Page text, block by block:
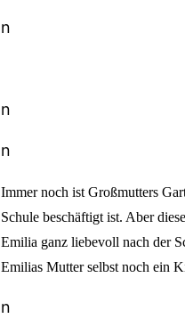
n
n
n
Immer noch ist Großmutters
Schule beschäftigt ist. Aber
Emilia ganz liebevoll nach der
Emilias Mutter selbst noch ein
n